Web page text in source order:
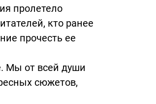
пролетело
кто ранее
прочесть ее
Мы от всей души
сюжетов,